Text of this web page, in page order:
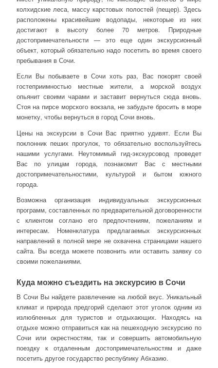
колхидские леса, массу карстовых полостей (пещер). Здесь
расположены красивейшие водопады, некоторые из них
достигают в высоту более 70 метров. Природные
достопримечательности — это еще один экскурсионный
объект, который обязательно надо посетить во время своего
пребывания в Сочи.
Если Вы побываете в Сочи хоть раз, Вас покорят своей
гостеприимностью местные жители, а морской воздух
опьянит своими чарами и заставит вернуться сюда вновь.
Стоя на пирсе морского вокзала, не забудьте бросить в море
монетку, чтобы вернуться в город Сочи вновь.
Цены на экскурсии в Сочи Вас приятно удивят. Если Вы
поклонник пеших прогулок, то обязательно воспользуйтесь
нашими услугами. Неутомимый гид-экскурсовод проведет
Вас по улицам города, познакомит Вас с местными
достопримечательностими, культурой и бытом южного
города.
Возможна организация индивидуальных экскурсионных
программ, составленных по предварительной договоренности
с клиентом соглано его предпочтениям, пожеланиям и
интересам. Номенклатура предлагаемых экскурсионных
направлений в полной мере не охвачена страницами нашего
сайта. Вы всегда можете позвонить или оставить заявку со
своими пожеланиями.
Куда можно съездить на экскурсию в Сочи
В Сочи Вы найдете развлечение на любой вкус. Уникальный
климат и природа предгорий сделают этот уголок одним из
излюбленных для туристов и отдыхающих. Находясь на
отдыхе можно отправиться как на пешеходную экскурсию по
Сочи или окрестностям, так и совершить автомобильную
поездку к отдаленным достопримечательностям и даже
посетить другое государство республику Абхазию.